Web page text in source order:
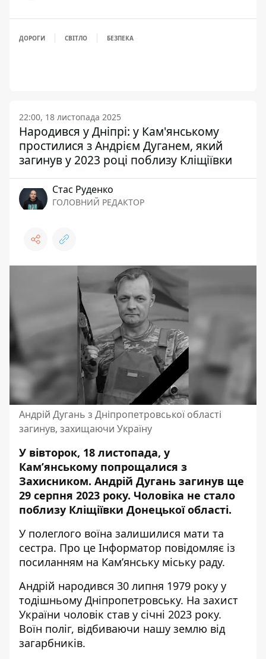
ДОРОГИ СВІТЛО БЕЗПЕКА
22:00, 18 листопада 2025
Народився у Дніпрі: у Кам'янському
простилися з Андрієм Дуганем, який
загинув у 2023 році поблизу Кліщіївки
Стас Руденко
ГОЛОВНИЙ РЕДАКТОР
Андрій Дугань з Дніпропетровської області
загинув, захищаючи Україну
У вівторок, 18 листопада, у
Кам’янському попрощалися з
Захисником. Андрій Дугань загинув ще
29 серпня 2023 року. Чоловіка не стало
поблизу Кліщіївки Донецької області.
У полеглого воїна залишилися мати та
сестра. Про це Інформатор повідомляє із
посиланням на Кам’янську міську раду.
Андрій народився 30 липня 1979 року у
тодішньому Дніпропетровську. На захист
України чоловік став у січні 2023 року.
Воїн поліг, відбиваючи нашу землю від
загарбників.